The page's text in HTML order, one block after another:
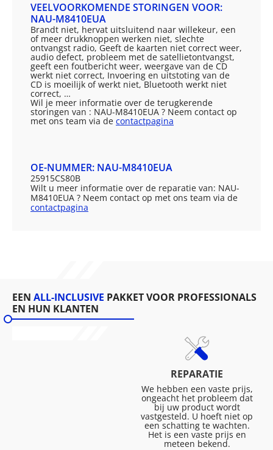
VEELVOORKOMENDE STORINGEN VOOR:
NAU-M8410EUA
Brandt niet, hervat uitsluitend naar willekeur, een
of meer drukknoppen werken niet, slechte
ontvangst radio, Geeft de kaarten niet correct weer,
audio defect, probleem met de satellietontvangst,
geeft een foutbericht weer, weergave van de CD
werkt niet correct, Invoering en uitstoting van de
CD is moeilijk of werkt niet, Bluetooth werkt niet
correct, …
Wil je meer informatie over de terugkerende
storingen van : NAU-M8410EUA ? Neem contact op
met ons team via de contactpagina
OE-NUMMER: NAU-M8410EUA
25915CS80B
Wilt u meer informatie over de reparatie van: NAU-
M8410EUA ? Neem contact op met ons team via de
contactpagina
EEN ALL-INCLUSIVE PAKKET VOOR PROFESSIONALS
EN HUN KLANTEN
REPARATIE
We hebben een vaste prijs,
ongeacht het probleem dat
bij uw product wordt
vastgesteld. U hoeft niet op
een schatting te wachten.
Het is een vaste prijs en
meteen bekend.